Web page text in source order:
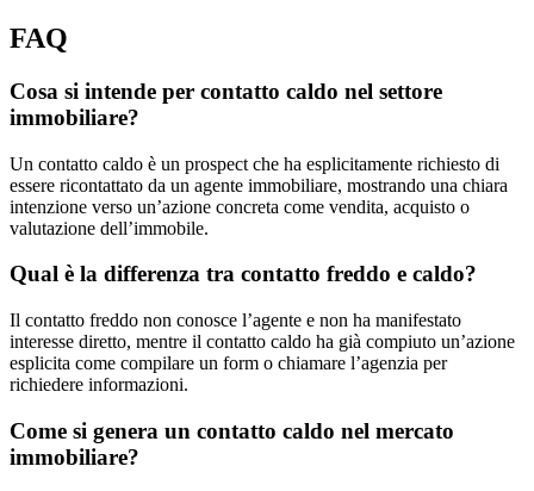
FAQ
Cosa si intende per contatto caldo nel settore
immobiliare?
Un contatto caldo è un prospect che ha esplicitamente richiesto di
essere ricontattato da un agente immobiliare, mostrando una chiara
intenzione verso un’azione concreta come vendita, acquisto o
valutazione dell’immobile.
Qual è la differenza tra contatto freddo e caldo?
Il contatto freddo non conosce l’agente e non ha manifestato
interesse diretto, mentre il contatto caldo ha già compiuto un’azione
esplicita come compilare un form o chiamare l’agenzia per
richiedere informazioni.
Come si genera un contatto caldo nel mercato
immobiliare?